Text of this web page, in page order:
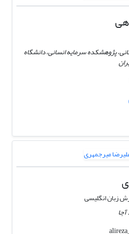
پژوهشکده سرمایه انسانی، دانشگاه
زبان انگلیسی